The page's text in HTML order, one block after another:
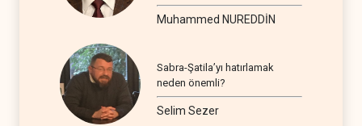
seyir
Muhammed NUREDDİN
Sabra-Şatila’yı hatırlamak
neden önemli?
Selim Sezer